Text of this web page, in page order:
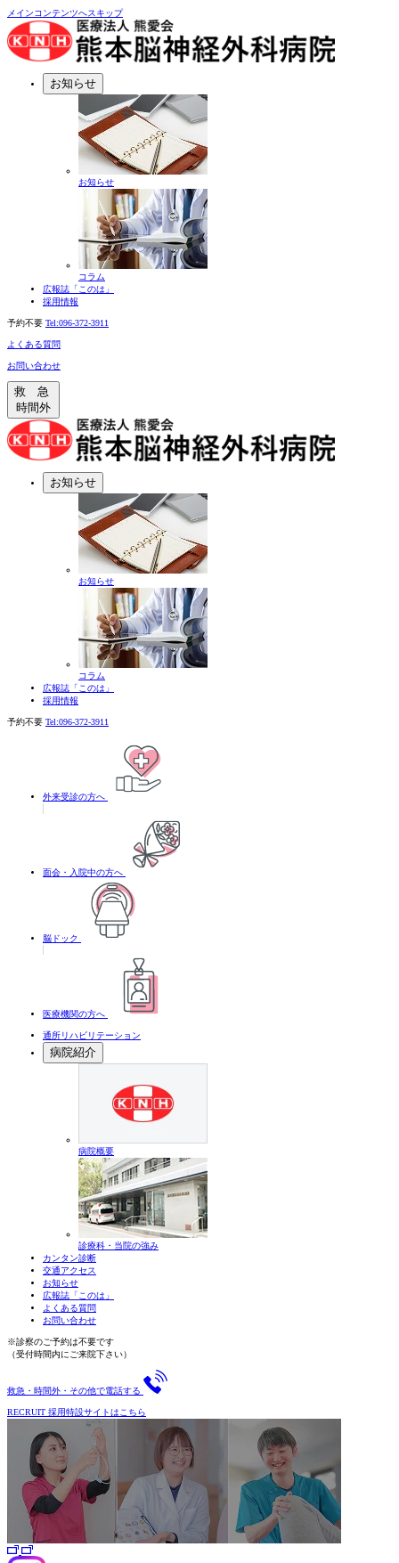
メインコンテンツへスキップ
お知らせ
お知らせ
コラム
広報誌「このは」
採用情報
予約不要 Tel:096-372-3911
よくある質問
お問い合わせ
救 急
時間外
お知らせ
お知らせ
コラム
広報誌「このは」
採用情報
予約不要 Tel:096-372-3911
外来受診の方へ
面会・入院中の方へ
脳ドック
医療機関の方へ
通所リハビリテーション
病院紹介
病院概要
診療科・当院の強み
カンタン診断
交通アクセス
お知らせ
広報誌「このは」
よくある質問
お問い合わせ
※診察のご予約は不要です
（受付時間内にご来院下さい）
救急・時間外・その他で電話する
RECRUIT 採用特設サイトはこちら